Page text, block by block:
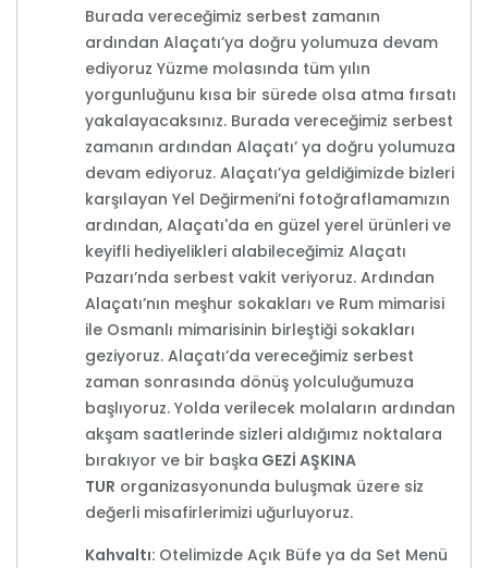
Burada vereceğimiz serbest zamanın
ardından Alaçatı’ya doğru yolumuza devam
ediyoruz Yüzme molasında tüm yılın
yorgunluğunu kısa bir sürede olsa atma fırsatı
yakalayacaksınız. Burada vereceğimiz serbest
zamanın ardından Alaçatı’ ya doğru yolumuza
devam ediyoruz. Alaçatı’ya geldiğimizde bizleri
karşılayan Yel Değirmeni’ni fotoğraflamamızın
ardından, Alaçatı'da en güzel yerel ürünleri ve
keyifli hediyelikleri alabileceğimiz Alaçatı
Pazarı’nda serbest vakit veriyoruz. Ardından
Alaçatı’nın meşhur sokakları ve Rum mimarisi
ile Osmanlı mimarisinin birleştiği sokakları
geziyoruz. Alaçatı’da vereceğimiz serbest
zaman sonrasında dönüş yolculuğumuza
başlıyoruz. Yolda verilecek molaların ardından
akşam saatlerinde sizleri aldığımız noktalara
bırakıyor ve bir başka GEZİ AŞKINA
TUR organizasyonunda buluşmak üzere siz
değerli misafirlerimizi uğurluyoruz.
Kahvaltı: Otelimizde Açık Büfe ya da Set Menü